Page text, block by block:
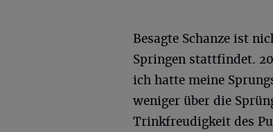
Besagte Schanze ist
Springen stattfindet.
ich hatte meine
weniger über die
Trinkfreudigkeit des